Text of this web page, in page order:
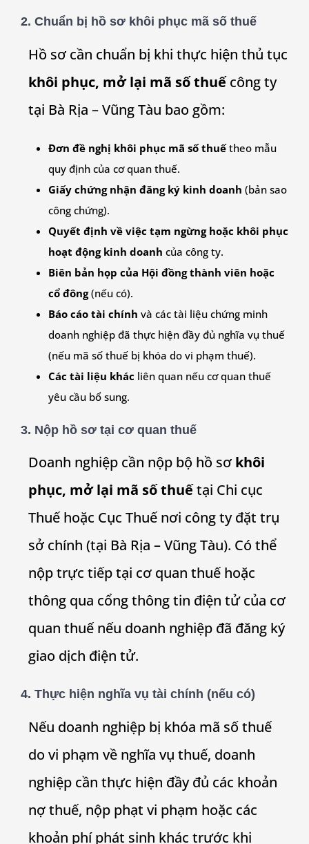
2. Chuẩn bị hồ sơ khôi phục mã số thuế
Hồ sơ cần chuẩn bị khi thực hiện thủ tục
khôi phục, mở lại mã số thuếcông ty
tại Bà Rịa – Vũng Tàu bao gồm:
Đơn đề nghị khôi phục mã số thuếtheo mẫu
quy định của cơ quan thuế.
Giấy chứng nhận đăng ký kinh doanh (bản sao
công chứng).
Quyết định về việc tạm ngừng hoặc khôi phục
hoạt động kinh doanh của công ty.
Biên bản họp của Hội đồng thành viên hoặc
cổ đông(nếu có).
Báo cáo tài chính và các tài liệu chứng minh
doanh nghiệp đã thực hiện đầy đủ nghĩa vụ thuế
(nếu mã số thuế bị khóa do vi phạm thuế).
Các tài liệu khác liên quan nếu cơ quan thuế
yêu cầu bổ sung.
3. Nộp hồ sơ tại cơ quan thuế
Doanh nghiệp cần nộp bộ hồ sơ khôi
phục, mở lại mã số thuếtại Chi cục
Thuế hoặc Cục Thuế nơi công ty đặt trụ
sở chính (tại Bà Rịa – Vũng Tàu). Có thể
nộp trực tiếp tại cơ quan thuế hoặc
thông qua cổng thông tin điện tử của cơ
quan thuế nếu doanh nghiệp đã đăng ký
giao dịch điện tử.
4. Thực hiện nghĩa vụ tài chính (nếu có)
Nếu doanh nghiệp bị khóa mã số thuế
do vi phạm về nghĩa vụ thuế, doanh
nghiệp cần thực hiện đầy đủ các khoản
nợ thuế, nộp phạt vi phạm hoặc các
khoản phí phát sinh khác trước khi